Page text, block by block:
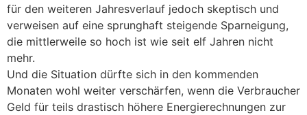
für den weiteren Jahresverlauf jedoch skeptisch und
verweisen auf eine sprunghaft steigende Sparneigung,
die mittlerweile so hoch ist wie seit elf Jahren nicht
mehr.
Und die Situation dürfte sich in den kommenden
Monaten wohl weiter verschärfen, wenn die Verbraucher
Geld für teils drastisch höhere Energierechnungen zur